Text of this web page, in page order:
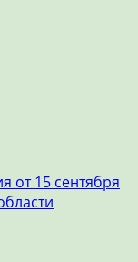
от 15 сентября